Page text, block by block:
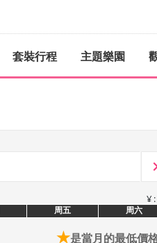
套裝行程 主題樂園
¥ :
周五 周六
★是當月的最低價格